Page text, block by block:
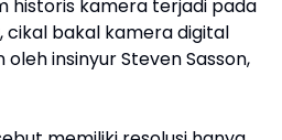
historis kamera terjadi pada
cikal bakal kamera digital
insinyur Steven Sasson,